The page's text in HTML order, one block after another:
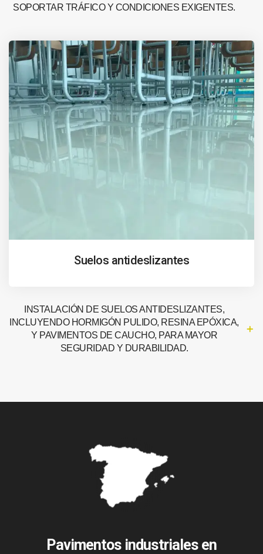
SOPORTAR TRÁFICO Y CONDICIONES EXIGENTES.
Suelos antideslizantes
INSTALACIÓN DE SUELOS ANTIDESLIZANTES,
INCLUYENDO HORMIGÓN PULIDO, RESINA EPÓXICA,
Y PAVIMENTOS DE CAUCHO, PARA MAYOR
SEGURIDAD Y DURABILIDAD.
Pavimentos industriales en